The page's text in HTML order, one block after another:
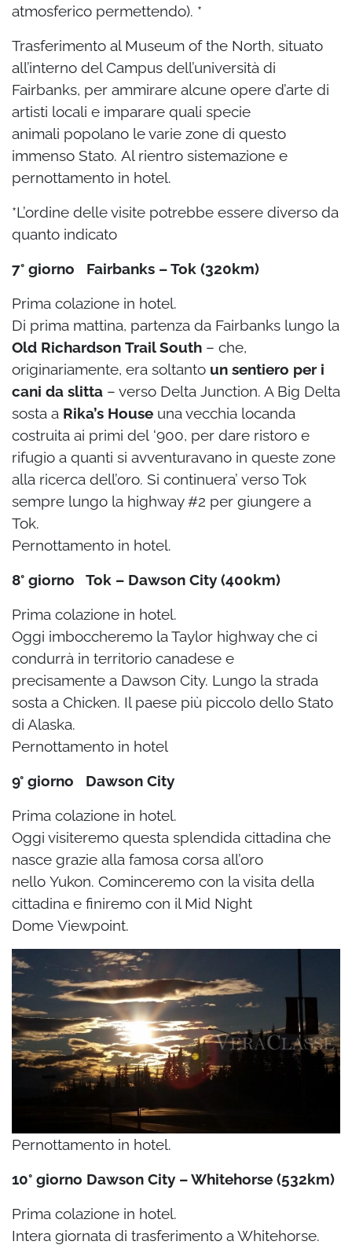
atmosferico permettendo). *
Trasferimento al Museum of the North, situato
all’interno del Campus dell’università di
Fairbanks, per ammirare alcune opere d’arte di
artisti locali e imparare quali specie
animali popolano le varie zone di questo
immenso Stato. Al rientro sistemazione e
pernottamento in hotel.
*L’ordine delle visite potrebbe essere diverso da
quanto indicato
7° giorno Fairbanks – Tok (320km)
Prima colazione in hotel.
Di prima mattina, partenza da Fairbanks lungo la
Old Richardson Trail South – che,
originariamente, era soltanto un sentiero per i
cani da slitta – verso Delta Junction. A Big Delta
sosta a Rika’s House una vecchia locanda
costruita ai primi del ‘900, per dare ristoro e
rifugio a quanti si avventuravano in queste zone
alla ricerca dell’oro. Si continuera’ verso Tok
sempre lungo la highway #2 per giungere a
Tok.
Pernottamento in hotel.
8° giorno Tok – Dawson City (400km)
Prima colazione in hotel.
Oggi imboccheremo la Taylor highway che ci
condurrà in territorio canadese e
precisamente a Dawson City. Lungo la strada
sosta a Chicken. Il paese più piccolo dello Stato
di Alaska.
Pernottamento in hotel
9° giorno Dawson City
Prima colazione in hotel.
Oggi visiteremo questa splendida cittadina che
nasce grazie alla famosa corsa all’oro
nello Yukon. Cominceremo con la visita della
cittadina e finiremo con il Mid Night
Dome Viewpoint.
Pernottamento in hotel.
10° giorno Dawson City – Whitehorse (532km)
Prima colazione in hotel.
Intera giornata di trasferimento a Whitehorse.